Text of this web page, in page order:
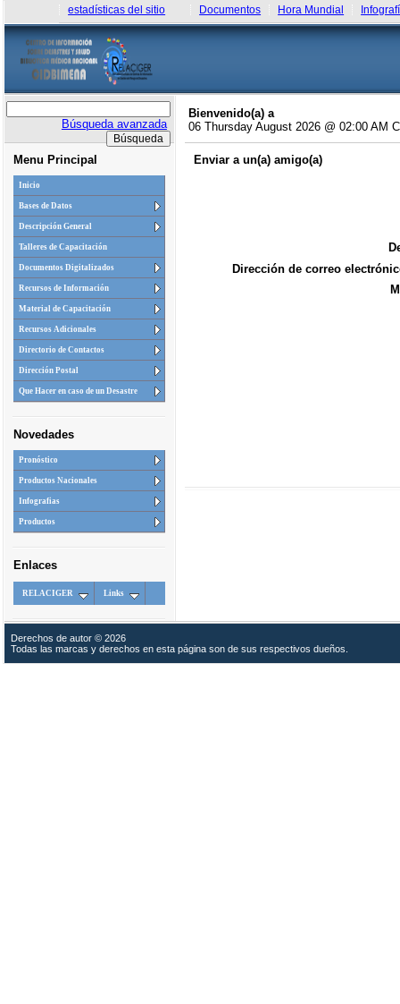
estadísticas del sitio Documentos Hora Mundial
Búsqueda avanzada
Menu Principal
Inicio
Bases de Datos
Descripción General
Talleres de Capacitación
Documentos Digitalizados
Recursos de Información
Material de Capacitación
Recursos Adicionales
Directorio de Contactos
Dirección Postal
Que Hacer en caso de un Desastre
Novedades
Pronóstico
Productos Nacionales
Infografias
Productos
Enlaces
RELACIGER Links
Bienvenido(a) a
06 Thursday August 2026 @ 02:00 AM
Enviar a un(a) amigo(a)
Dirección de correo
Derechos de autor © 2026
Todas las marcas y derechos en esta página son de sus respectivos dueños.